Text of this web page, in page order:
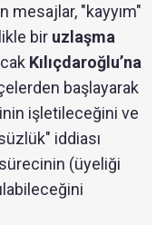
mesajlar, "kayyım"
bir uzlaşma
Kılıçdaroğlu’na
başlayarak
işletileceğini ve
iddiası
(üyeliği